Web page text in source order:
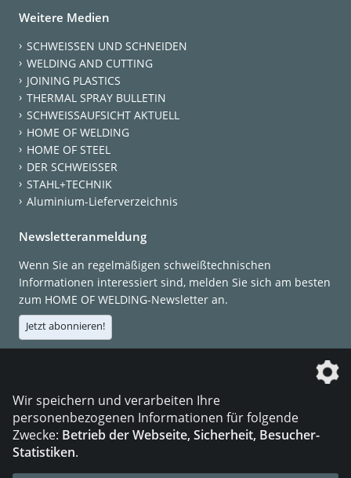
Weitere Medien
SCHWEISSEN UND SCHNEIDEN
WELDING AND CUTTING
JOINING PLASTICS
THERMAL SPRAY BULLETIN
SCHWEISSAUFSICHT AKTUELL
HOME OF WELDING
HOME OF STEEL
DER SCHWEISSER
STAHL+TECHNIK
Aluminium-Lieferverzeichnis
Newsletteranmeldung
Wenn Sie an regelmäßigen schweißtechnischen
Informationen interessiert sind, melden Sie sich am besten
zum HOME OF WELDING-Newsletter an.
Jetzt abonnieren!
Die DVS Media GmbH ist ein Unternehmen der
Wir speichern und verarbeiten Ihre
personenbezogenen Informationen für folgende
Zwecke: Betrieb der Webseite, Sicherheit, Besucher-
Statistiken.